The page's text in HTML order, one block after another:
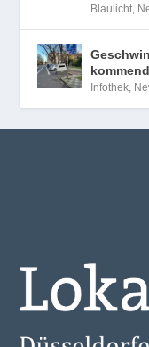
Blaulicht,
Infothek,